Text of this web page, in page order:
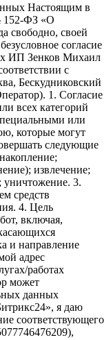
Настоящим в
152-ФЗ «О
свободно, своей
согласие
ИП Зенков Михаил
с
Бескудниковский
1. Согласие
всех категорий
или
которые могут
следующие
извлечение;
уничтожение. 3.
средств
4. Цель
включая,
и направление
адрес
работах
может
данных
я даю
соответствующего